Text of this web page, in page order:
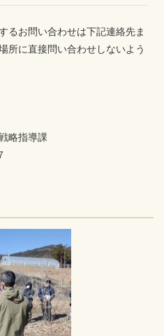
るお問い合わせは下記連絡先ま
所に直接問い合わせしないよう
略指導課